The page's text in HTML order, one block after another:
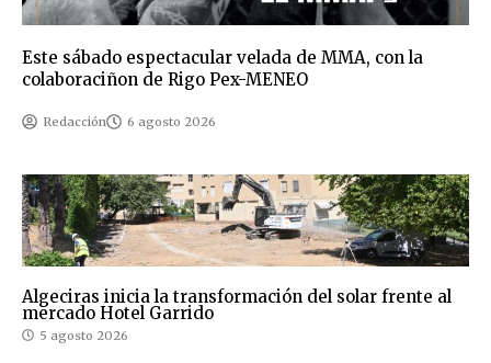
Este sábado espectacular velada de MMA, con la
colaboraciñon de Rigo Pex-MENEO
Redacción 6 agosto 2026
Algeciras inicia la transformación del solar frente al
mercado Hotel Garrido
5 agosto 2026